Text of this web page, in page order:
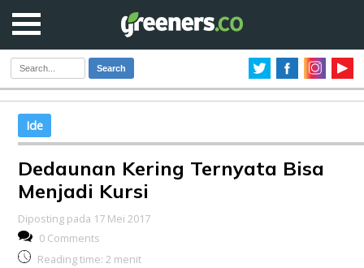
Search
Ide
Dedaunan Kering Ternyata Bisa
Menjadi Kursi
Diposting pada 17 Mei 2017
0 Comments
Reading time: 2 menit